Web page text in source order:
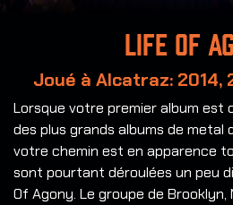
Life of
Joué à Alcatraz: 2014,
Lorsque votre premier album est
des plus grands albums de metal
votre chemin est en apparence
sont pourtant déroulées un peu
Of Agony. Le groupe de Brooklyn,